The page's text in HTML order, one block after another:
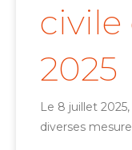
2025
Le 8 juillet
diverses